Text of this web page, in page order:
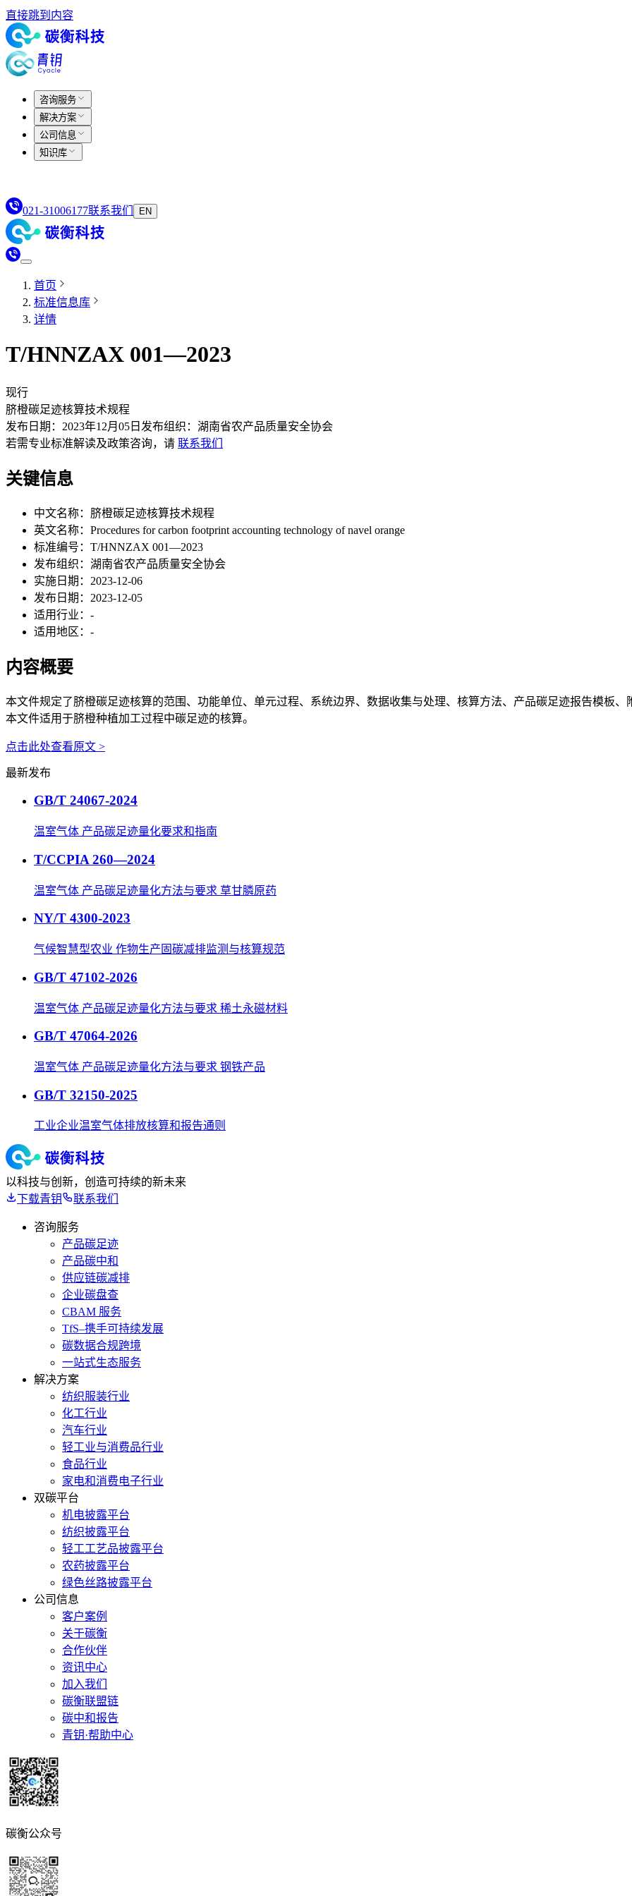
直接跳到内容
咨询服务
解决方案
公司信息
知识库
021-31006177联系我们 EN
首页
标准信息库
详情
T/HNNZAX 001—2023
现行
脐橙碳足迹核算技术规程
发布日期： 2023年12月05日 发布组织： 湖南省农产品质量安全协会
若需专业标准解读及政策咨询，请 联系我们
关键信息
中文名称： 脐橙碳足迹核算技术规程
英文名称： Procedures for carbon footprint accounting technology of navel orange
标准编号： T/HNNZAX 001—2023
发布组织： 湖南省农产品质量安全协会
实施日期： 2023-12-06
发布日期： 2023-12-05
适用行业： -
适用地区： -
内容概要
本文件规定了脐橙碳足迹核算的范围、功能单位、单元过程、系统边界、数据收集与处理、核算方法、产品碳足迹报告模板、
本文件适用于脐橙种植加工过程中碳足迹的核算。
点击此处查看原文 >
最新发布
GB/T 24067-2024
温室气体 产品碳足迹量化要求和指南
T/CCPIA 260—2024
温室气体 产品碳足迹量化方法与要求 草甘膦原药
NY/T 4300-2023
气候智慧型农业 作物生产固碳减排监测与核算规范
GB/T 47102-2026
温室气体 产品碳足迹量化方法与要求 稀土永磁材料
GB/T 47064-2026
温室气体 产品碳足迹量化方法与要求 钢铁产品
GB/T 32150-2025
工业企业温室气体排放核算和报告通则
以科技与创新，创造可持续的新未来
下载青钥
联系我们
咨询服务
产品碳足迹
产品碳中和
供应链碳减排
企业碳盘查
CBAM 服务
TfS–携手可持续发展
碳数据合规跨境
一站式生态服务
解决方案
纺织服装行业
化工行业
汽车行业
轻工业与消费品行业
食品行业
家电和消费电子行业
双碳平台
机电披露平台
纺织披露平台
轻工工艺品披露平台
农药披露平台
绿色丝路披露平台
公司信息
客户案例
关于碳衡
合作伙伴
资讯中心
加入我们
碳衡联盟链
碳中和报告
青钥·帮助中心
碳衡公众号